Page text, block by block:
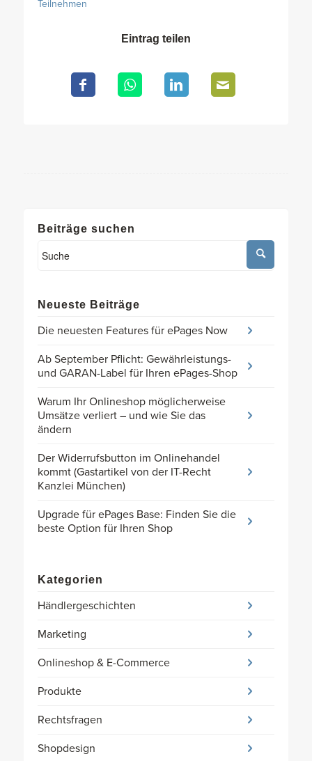
Teilnehmen
Eintrag teilen
Beiträge suchen
Neueste Beiträge
Die neuesten Features für ePages Now
Ab September Pflicht: Gewährleistungs-
und GARAN-Label für Ihren ePages-Shop
Warum Ihr Onlineshop möglicherweise
Umsätze verliert – und wie Sie das
ändern
Der Widerrufsbutton im Onlinehandel
kommt (Gastartikel von der IT-Recht
Kanzlei München)
Upgrade für ePages Base: Finden Sie die
beste Option für Ihren Shop
Kategorien
Händlergeschichten
Marketing
Onlineshop & E-Commerce
Produkte
Rechtsfragen
Shopdesign